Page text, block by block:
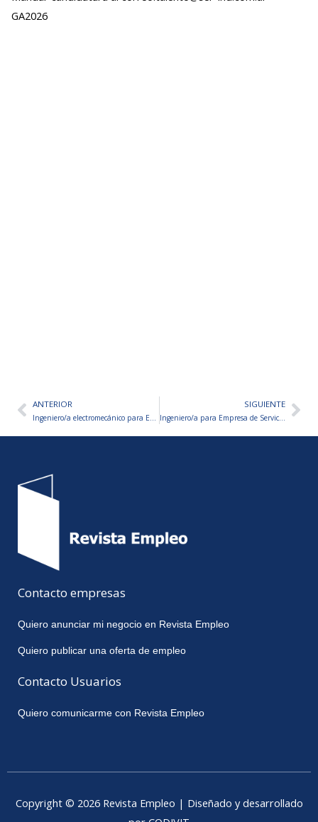
GA2026
AntANTERIOR SIGUIENTE
Ingeniero/a para Empresa de Servicios Industriales-San Juan
Contacto empresas
Quiero anunciar mi negocio en Revista Empleo
Quiero publicar una oferta de empleo
Contacto Usuarios
Quiero comunicarme con Revista Empleo
Copyright © 2026 Revista Empleo | Diseñado y desarrollado